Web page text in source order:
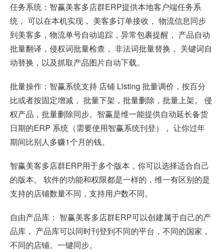
任务系统：智赢美客多店群ERP提供本地客户端任务系
统， 可以在本机实现， 美客多订单接收， 物流信息同步
到美客多，物流单号自动追踪，异常包裹提醒， 产品自动
批量翻译，侵权词批量检查， 非法词批量替换， 关键词自
动替换，以及抓取产品图片自动下载。
批量操作：智赢系统支持 店铺 Listing 批量调价，按百分
比或者按固定增减， 批量下架，批量删除，批量上架。 侵
权产品，批量删除同步。智赢是维一能提供自动延长备货
日期的ERP 系统（需要使用智赢系统刊登）， 让你过年
期间比别人多赚1个月的钱。
智赢美客多店群ERP用于多个版本，你可以选择适合自己
的版本。 软件的功能和权限都是一样的，维一有区别的是
支持的店铺数量不同，支持用户数不同。
自由产品库： 智赢美客多店群ERP可以创建属于自己的产
品库， 产品库可以同时刊登到不同的平台，不同的国家，
不同的店铺。一键同步。